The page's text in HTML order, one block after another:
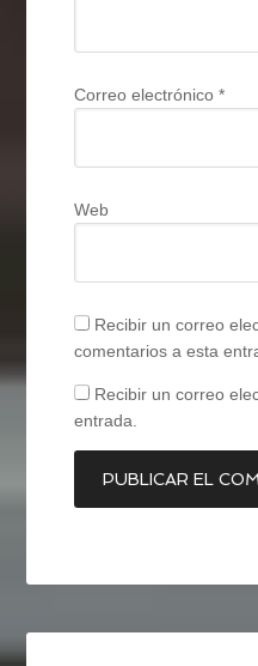
Correo electrónico*
Web
Recibir un correo
comentarios a esta
Recibir un correo
entrada.